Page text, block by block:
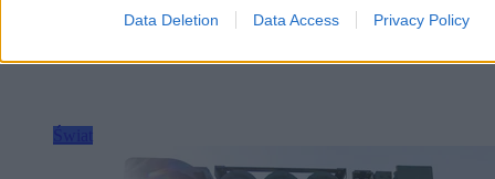
Data Deletion Data Access Privacy Policy